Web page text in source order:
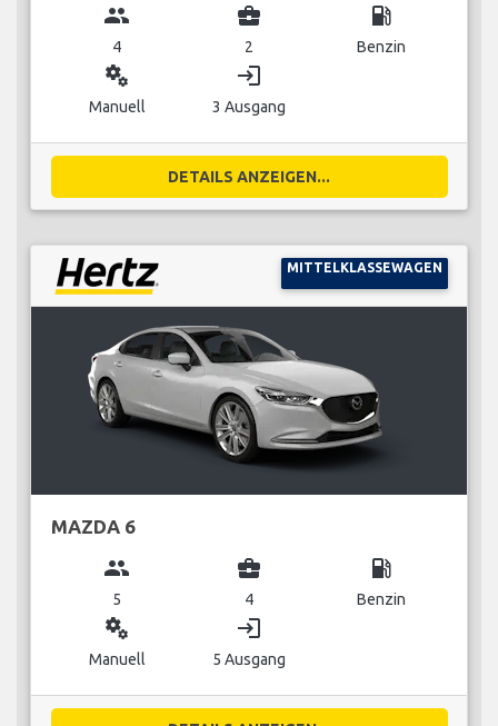
group
4
business_center
2
local_gas_station
Benzin
miscellaneous_services
Manuell
login
3 Ausgang
DETAILS ANZEIGEN...
MITTELKLASSEWAGEN
MAZDA 6
group
5
business_center
4
local_gas_station
Benzin
miscellaneous_services
Manuell
login
5 Ausgang